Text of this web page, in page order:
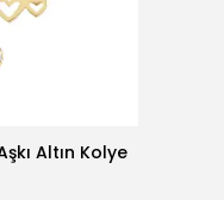
Altın Kolye